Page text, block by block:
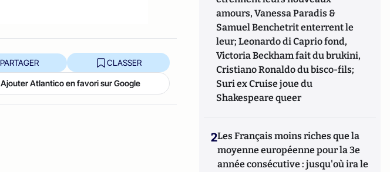
PARTAGER CLASSER
Ajouter Atlantico en favori sur Google
amours, Vanessa Paradis &
Samuel Benchetrit enterrent le
leur; Leonardo di Caprio fond,
Victoria Beckham fait du brukini,
Cristiano Ronaldo du bisco-fils;
Suri ex Cruise joue du
Shakespeare queer
2Les Français moins riches que la
moyenne européenne pour la 3e
année consécutive : jusqu'où ira le